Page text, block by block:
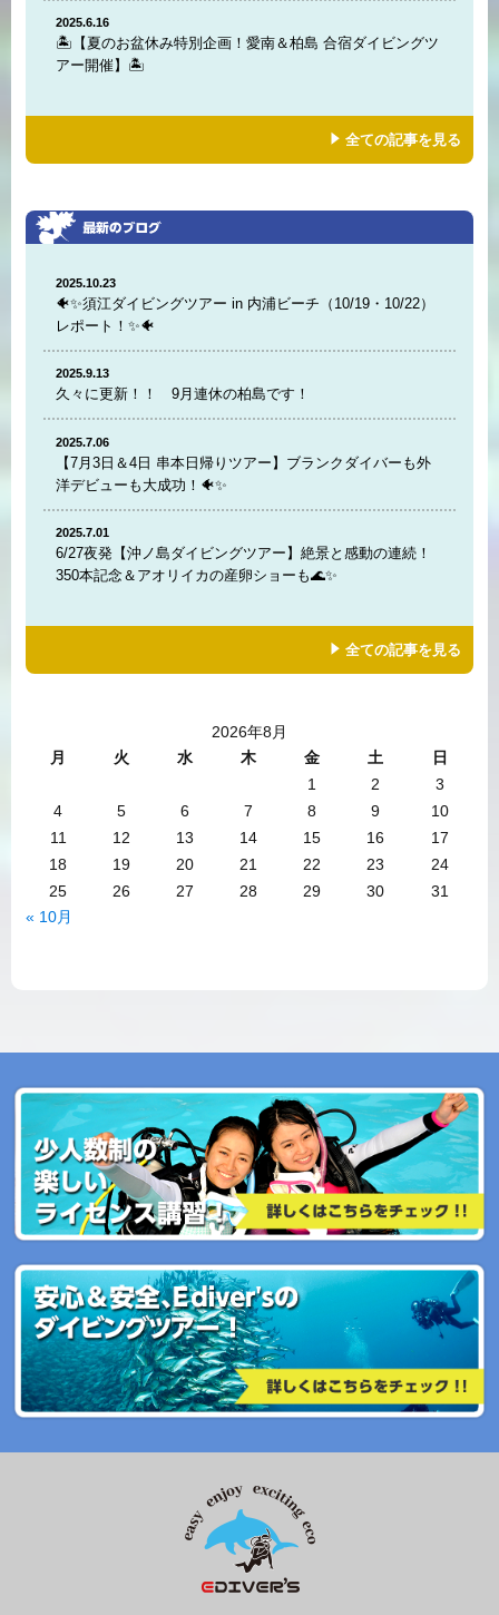
2025.6.16
🏝️【夏のお盆休み特別企画！愛南＆柏島 合宿ダイビングツ
アー開催】🏝️
全ての記事を見る
2025.10.23
🐠✨須江ダイビングツアー in 内浦ビーチ（10/19・10/22）
レポート！✨🐠
2025.9.13
久々に更新！！ 9月連休の柏島です！
2025.7.06
【7月3日＆4日 串本日帰りツアー】ブランクダイバーも外
洋デビューも大成功！🐠✨
2025.7.01
6/27夜発【沖ノ島ダイビングツアー】絶景と感動の連続！
350本記念＆アオリイカの産卵ショーも🌊✨
全ての記事を見る
2026年8月
月
火 水 木 金 土
日
1
2
3
4
5 6 7 8 9
10
11
12 13 14 15 16
17
18
19 20 21 22 23
24
25
26 27 28 29 30
31
« 10月